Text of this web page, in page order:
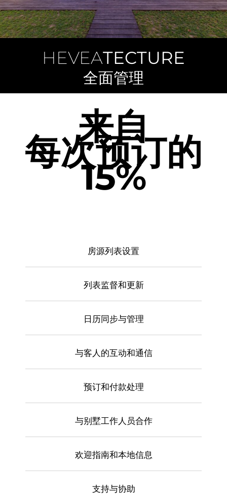
HEVEATECTURE
全面管理
来自
每次预订的
15%
房源列表设置
列表监督和更新
日历同步与管理
与客人的互动和通信
预订和付款处理
与别墅工作人员合作
欢迎指南和本地信息
支持与协助